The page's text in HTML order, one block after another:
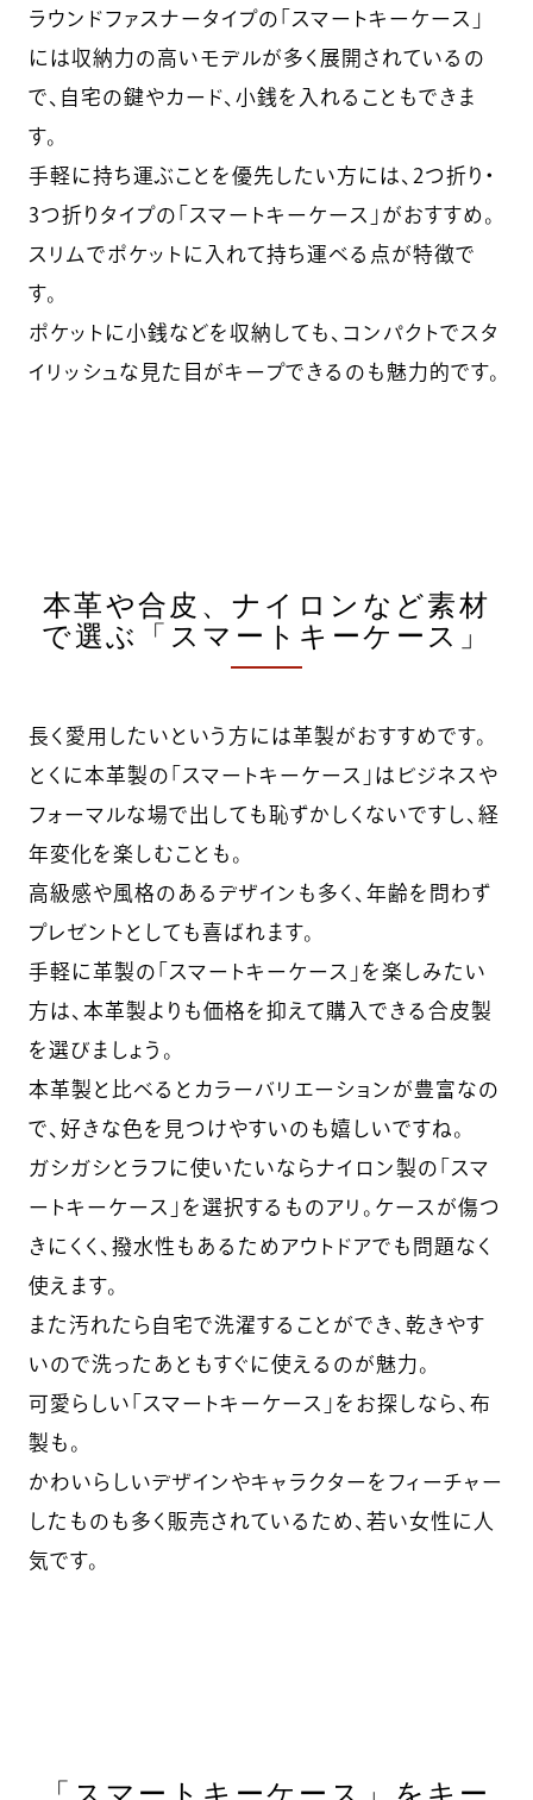
ラウンドファスナータイプの「スマートキーケース」
には収納力の高いモデルが多く展開されているの
で、自宅の鍵やカード、小銭を入れることもできま
す。
手軽に持ち運ぶことを優先したい方には、2つ折り・
3つ折りタイプの「スマートキーケース」がおすすめ。
スリムでポケットに入れて持ち運べる点が特徴で
す。
ポケットに小銭などを収納しても、コンパクトでスタ
イリッシュな見た目がキープできるのも魅力的です。
本革や合皮、ナイロンなど素材
で選ぶ「スマートキーケース」
長く愛用したいという方には革製がおすすめです。
とくに本革製の「スマートキーケース」はビジネスや
フォーマルな場で出しても恥ずかしくないですし、経
年変化を楽しむことも。
高級感や風格のあるデザインも多く、年齢を問わず
プレゼントとしても喜ばれます。
手軽に革製の「スマートキーケース」を楽しみたい
方は、本革製よりも価格を抑えて購入できる合皮製
を選びましょう。
本革製と比べるとカラーバリエーションが豊富なの
で、好きな色を見つけやすいのも嬉しいですね。
ガシガシとラフに使いたいならナイロン製の「スマ
ートキーケース」を選択するものアリ。ケースが傷つ
きにくく、撥水性もあるためアウトドアでも問題なく
使えます。
また汚れたら自宅で洗濯することができ、乾きやす
いので洗ったあともすぐに使えるのが魅力。
可愛らしい「スマートキーケース」をお探しなら、布
製も。
かわいらしいデザインやキャラクターをフィーチャー
したものも多く販売されているため、若い女性に人
気です。